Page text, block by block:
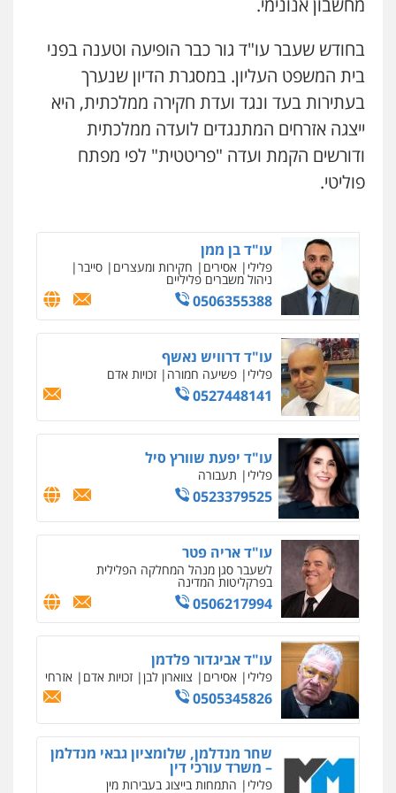
מחשבון אנונימי.
בחודש שעבר עו"ד גור כבר הופיעה וטענה בפני
בית המשפט העליון. במסגרת הדיון שנערך
בעתירות בעד ונגד ועדת חקירה ממלכתית, היא
ייצגה אזרחים המתנגדים לועדה ממלכתית
ודורשים הקמת ועדה "פריטטית" לפי מפתח
פוליטי.
עו"ד (רו"ח) יואב ציוני
עבירות מס הלבנת הון שומות וערעורי מס
0505430819
מצגר ושות', חברת עורכי דין
נדל"ן / עסקים משפחה תעבורה כלכלי
עו"ד בן ממן
פלילי אסירים חקירות ומעצרים סייבר
ניהול משברים פליליים
0506355388
עו"ד דרוויש נאשף
פלילי פשיעה חמורה זכויות אדם
0527448141
עו"ד יפעת שוורץ סיל
פלילי תעבורה
0523379525
עו"ד אריה פטר
לשעבר סגן מנהל המחלקה הפלילית
בפרקליטות המדינה
0506217994
עו"ד אביגדור פלדמן
פלילי אסירים צווארון לבן זכויות אדם אזרחי
0505345826
שחר מנדלמן, שלומציון גבאי מנדלמן
– משרד עורכי דין
פלילי התמחות בייצוג בעבירות מין